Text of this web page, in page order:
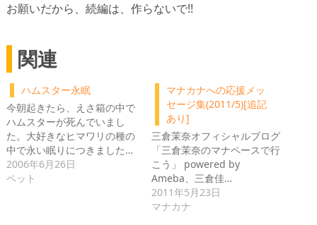
お願いだから、続編は、作らないで!!
関連
ハムスター永眠
今朝起きたら、えさ箱の中で
ハムスターが死んでいまし
た。大好きなヒマワリの種の
中で永い眠りにつきました…
2006年6月26日
ペット
マナカナへの応援メッ
セージ集(2011/5)[追記
あり]
三倉茉奈オフィシャルブログ
「三倉茉奈のマナペースで行
こう」 powered by
Ameba、三倉佳…
2011年5月23日
マナカナ